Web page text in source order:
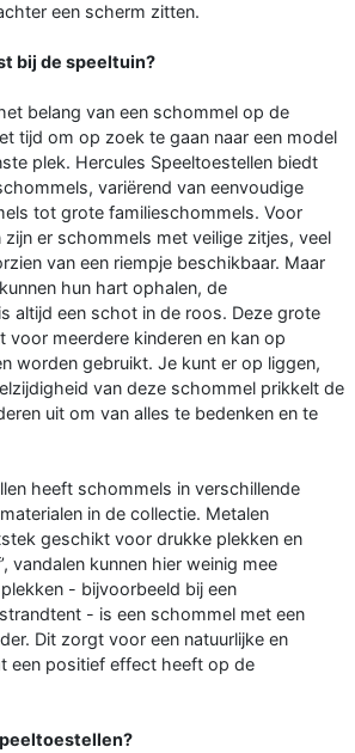
een scherm zitten.
bij de speeltuin?
belang van een schommel op de
tijd om op zoek te gaan naar een model
plek. Hercules Speeltoestellen biedt
variërend van eenvoudige
tot grote familieschommels. Voor
zijn er schommels met veilige zitjes, veel
van een riempje beschikbaar. Maar
hun hart ophalen, de
altijd een schot in de roos. Deze grote
voor meerdere kinderen en kan op
worden gebruikt. Je kunt er op liggen,
van deze schommel prikkelt de
uit om van alles te bedenken en te
heeft schommels in verschillende
in de collectie. Metalen
geschikt voor drukke plekken en
vandalen kunnen hier weinig mee
- bijvoorbeeld bij een
- is een schommel met een
Dit zorgt voor een natuurlijke en
een positief effect heeft op de